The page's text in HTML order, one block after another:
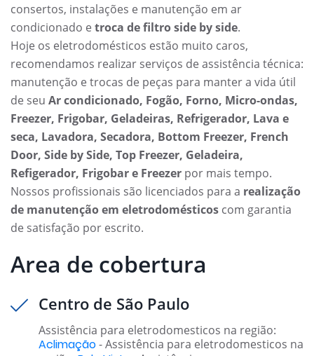
consertos, instalações e manutenção em ar
condicionado e troca de filtro side by side.
Hoje os eletrodomésticos estão muito caros,
recomendamos realizar serviços de assistência técnica:
manutenção e trocas de peças para manter a vida útil
de seu Ar condicionado, Fogão, Forno, Micro-ondas,
Freezer, Frigobar, Geladeiras, Refrigerador, Lava e
seca, Lavadora, Secadora, Bottom Freezer, French
Door, Side by Side, Top Freezer, Geladeira,
Refigerador, Frigobar e Freezer por mais tempo.
Nossos profissionais são licenciados para a realização
de manutenção em eletrodomésticos com garantia
de satisfação por escrito.
Area de cobertura
Centro de São Paulo
Assistência para eletrodomesticos na região:
Aclimação- Assistência para eletrodomesticos na